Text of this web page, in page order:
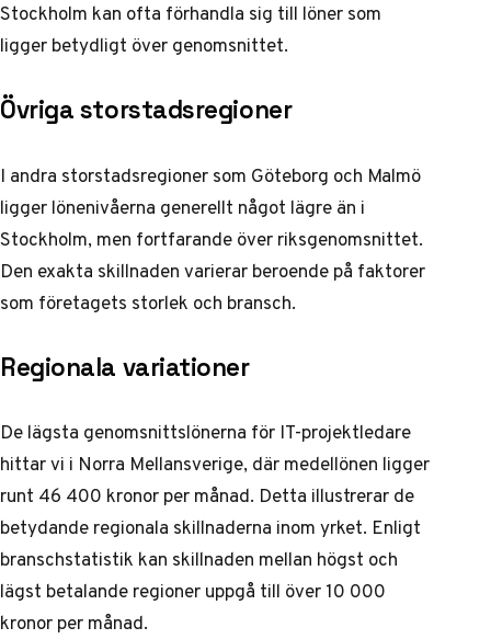
Stockholm kan ofta förhandla sig till löner som
ligger betydligt över genomsnittet.
Övriga storstadsregioner
I andra storstadsregioner som Göteborg och Malmö
ligger lönenivåerna generellt något lägre än i
Stockholm, men fortfarande över riksgenomsnittet.
Den exakta skillnaden varierar beroende på faktorer
som företagets storlek och bransch.
Regionala variationer
De lägsta genomsnittslönerna för IT-projektledare
hittar vi i Norra Mellansverige, där medellönen ligger
runt 46 400 kronor per månad. Detta illustrerar de
betydande regionala skillnaderna inom yrket. Enligt
branschstatistik kan skillnaden mellan högst och
lägst betalande regioner uppgå till över 10 000
kronor per månad.